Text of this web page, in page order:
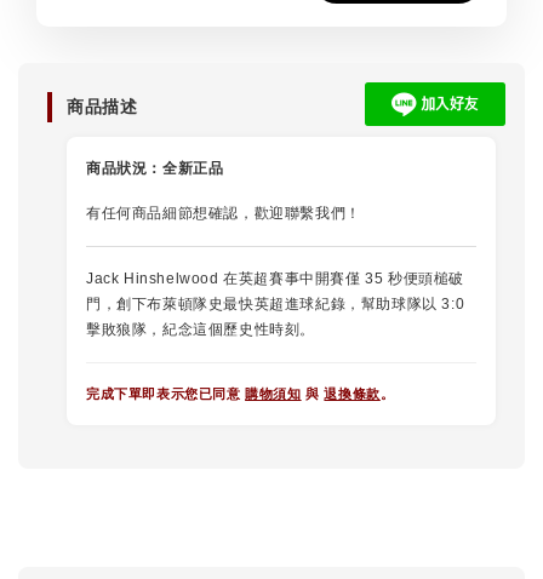
商品描述
商品狀況： 全新正品
有任何商品細節想確認，歡迎聯繫我們！
Jack Hinshelwood 在英超賽事中開賽僅 35 秒便頭槌破
門，創下布萊頓隊史最快英超進球紀錄，幫助球隊以 3:0
擊敗狼隊，紀念這個歷史性時刻。
完成下單即表示您已同意 購物須知 與退換條款。